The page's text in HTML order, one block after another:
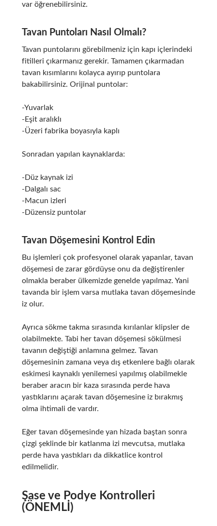
var öğrenebilirsiniz.
Tavan Puntoları Nasıl Olmalı?
Tavan puntolarını görebilmeniz için kapı içlerindeki
fitilleri çıkarmanız gerekir. Tamamen çıkarmadan
tavan kısımlarını kolayca ayırıp puntolara
bakabilirsiniz. Orijinal puntolar:
-Yuvarlak
-Eşit aralıklı
-Üzeri fabrika boyasıyla kaplı
Sonradan yapılan kaynaklarda:
-Düz kaynak izi
-Dalgalı sac
-Macun izleri
-Düzensiz puntolar
Tavan Döşemesini Kontrol Edin
Bu işlemleri çok profesyonel olarak yapanlar, tavan
döşemesi de zarar gördüyse onu da değiştirenler
olmakla beraber ülkemizde genelde yapılmaz. Yani
tavanda bir işlem varsa mutlaka tavan döşemesinde
iz olur.
Ayrıca sökme takma sırasında kırılanlar klipsler de
olabilmekte. Tabi her tavan döşemesi sökülmesi
tavanın değiştiği anlamına gelmez. Tavan
döşemesinin zamana veya dış etkenlere bağlı olarak
eskimesi kaynaklı yenilemesi yapılmış olabilmekle
beraber aracın bir kaza sırasında perde hava
yastıklarını açarak tavan döşemesine iz bırakmış
olma ihtimali de vardır.
Eğer tavan döşemesinde yan hizada baştan sonra
çizgi şeklinde bir katlanma izi mevcutsa, mutlaka
perde hava yastıkları da dikkatlice kontrol
edilmelidir.
Şase ve Podye Kontrolleri
(ÖNEMLİ)